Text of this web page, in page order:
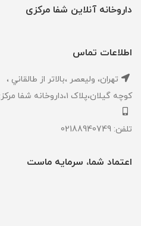
داروخانه آنلاین شفا مرکزی
اطلاعات تماس
تهران، ‎وليعصر ،بالاتر از طالقاني ،
كوچه گيلان،پلاک ۱،داروخانه شفا مركزي
تلفن: 02188940749
اعتماد شما، سرمایه ماست